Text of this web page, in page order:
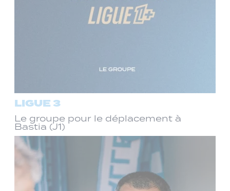
LIGUE 3
Le groupe pour le déplacement à
Bastia (J1)